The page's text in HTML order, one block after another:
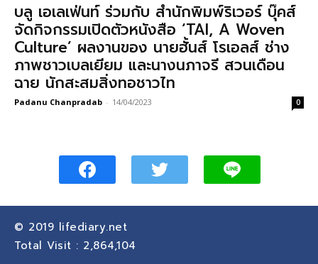
บลู เอเลเฟ่นท์ ร่วมกับ สำนักพิมพ์ริเวอร์ บุ๊คส์
จัดกิจกรรมเปิดตัวหนังสือ ‘TAI, A Woven
Culture’ ผลงานของ นายฮั้นส์ โรเอลส์ ช่าง
ภาพชาวเบลเยียม และนางนภาจรี สวนเดือน
ฉาย นักสะสมสิ่งทอชาวไท
Padanu Chanpradab - 14/04/2023 0
© 2019 lifediary.net
Total Visit : 2,864,104